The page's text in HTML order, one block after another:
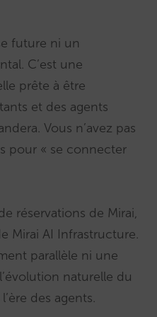
future ni un
C’est une
prête à être
et des agents
Vous n’avez pas
pour « se connecter
réservations de Mirai,
Mirai AI Infrastructure.
parallèle ni une
naturelle du
des agents.